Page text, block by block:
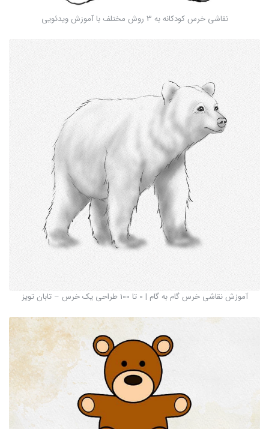
نقاشی خرس کودکانه به 3 روش مختلف با آموزش ویدئویی
آموزش نقاشی خرس گام به گام | 0 تا 100 طراحی یک خرس – تابان تویز